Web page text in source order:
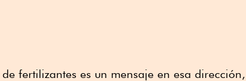
fertilizantes es un mensaje en esa